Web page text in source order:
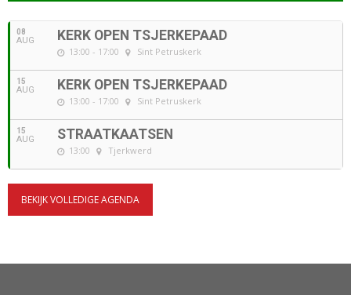
08
AUG KERK OPEN TSJERKEPAAD
13:00 - 17:00 Sint Petruskerk
15
AUG KERK OPEN TSJERKEPAAD
13:00 - 17:00 Sint Petruskerk
15
AUG STRAATKAATSEN
13:00 Tjerkwerd
BEKIJK VOLLEDIGE AGENDA